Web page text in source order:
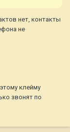
нет, контакты
не
клейму
звонят по